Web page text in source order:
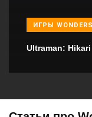
ИГРЫ
Ultraman: